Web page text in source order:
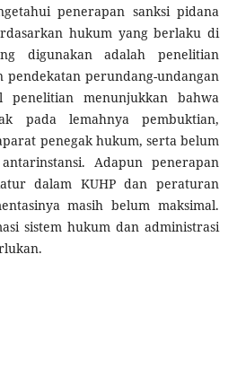
penerapan sanksi pidana
hukum yang berlaku di
digunakan adalah penelitian
perundang-undangan
penelitian menunjukkan bahwa
pada lemahnya pembuktian,
penegak hukum, serta belum
Adapun penerapan
dalam KUHP dan peraturan
masih belum maksimal.
sistem hukum dan administrasi